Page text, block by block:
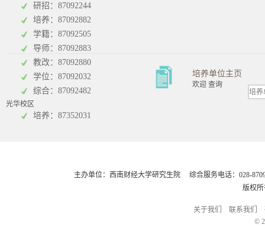
工商管理学院
研招：87092244
培养：87092882
学籍：87092505
导师：87092883
教改：87092880
学位：87092032
综合：87092482
光华校区
培养：87352031
培养单位主页
欢迎 查询
主办单位：西南财经大学研究生院 综合服务电话：028-
版权
关于我们 联系我们
©